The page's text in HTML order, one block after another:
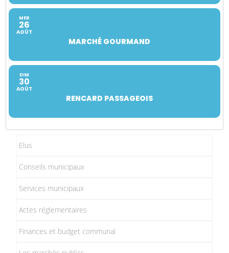
MER
26
AOÛT
MARCHÉ GOURMAND
DIM
30
AOÛT
RENCARD PASSAGEOIS
Elus
Conseils municipaux
Services municipaux
Actes réglementaires
Finances et budget communal